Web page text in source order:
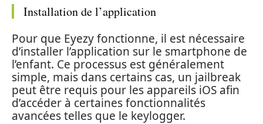
Installation de l’application
Pour que Eyezy fonctionne, il est nécessaire
d’installer l’application sur le smartphone de
l’enfant. Ce processus est généralement
simple, mais dans certains cas, un jailbreak
peut être requis pour les appareils iOS afin
d’accéder à certaines fonctionnalités
avancées telles que le keylogger.